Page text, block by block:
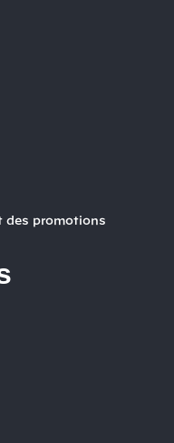
des promotions